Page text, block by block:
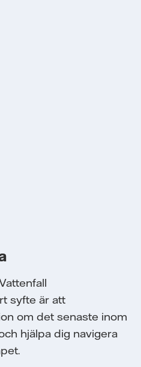
syfte är att
om det senaste inom
hjälpa dig navigera